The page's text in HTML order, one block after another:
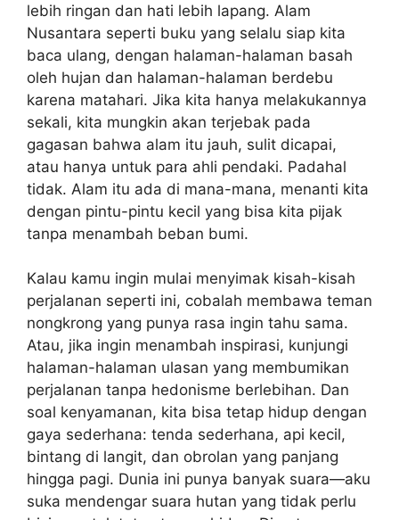
lebih ringan dan hati lebih lapang. Alam
Nusantara seperti buku yang selalu siap kita
baca ulang, dengan halaman-halaman basah
oleh hujan dan halaman-halaman berdebu
karena matahari. Jika kita hanya melakukannya
sekali, kita mungkin akan terjebak pada
gagasan bahwa alam itu jauh, sulit dicapai,
atau hanya untuk para ahli pendaki. Padahal
tidak. Alam itu ada di mana-mana, menanti kita
dengan pintu-pintu kecil yang bisa kita pijak
tanpa menambah beban bumi.
Kalau kamu ingin mulai menyimak kisah-kisah
perjalanan seperti ini, cobalah membawa teman
nongkrong yang punya rasa ingin tahu sama.
Atau, jika ingin menambah inspirasi, kunjungi
halaman-halaman ulasan yang membumikan
perjalanan tanpa hedonisme berlebihan. Dan
soal kenyamanan, kita bisa tetap hidup dengan
gaya sederhana: tenda sederhana, api kecil,
bintang di langit, dan obrolan yang panjang
hingga pagi. Dunia ini punya banyak suara—aku
suka mendengar suara hutan yang tidak perlu